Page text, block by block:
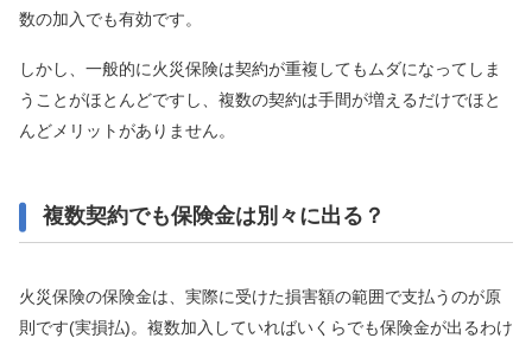
数の加入でも有効です。
しかし、一般的に火災保険は契約が重複してもムダになってしま
うことがほとんどですし、複数の契約は手間が増えるだけでほと
んどメリットがありません。
複数契約でも保険金は別々に出る？
火災保険の保険金は、実際に受けた損害額の範囲で支払うのが原
則です(実損払)。複数加入していればいくらでも保険金が出るわけ